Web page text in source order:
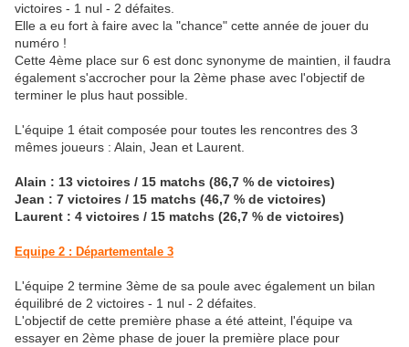
victoires - 1 nul - 2 défaites.
Elle a eu fort à faire avec la "chance" cette année de jouer du
numéro !
Cette 4ème place sur 6 est donc synonyme de maintien, il faudra
également s'accrocher pour la 2ème phase avec l'objectif de
terminer le plus haut possible.
L'équipe 1 était composée pour toutes les rencontres des 3
mêmes joueurs : Alain, Jean et Laurent.
Alain : 13 victoires / 15 matchs (86,7 % de victoires)
Jean : 7 victoires / 15 matchs (46,7 % de victoires)
Laurent : 4 victoires / 15 matchs (26,7 % de victoires)
Equipe 2 : Départementale 3
L'équipe 2 termine 3ème de sa poule avec également un bilan
équilibré de 2 victoires - 1 nul - 2 défaites.
L'objectif de cette première phase a été atteint, l'équipe va
essayer en 2ème phase de jouer la première place pour